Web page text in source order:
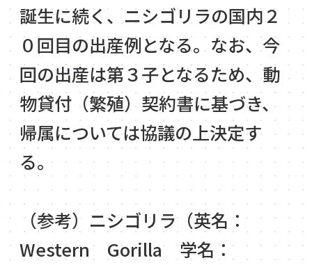
誕生に続く、ニシゴリラの国内２
０回目の出産例となる。なお、今
回の出産は第３子となるため、動
物貸付（繁殖）契約書に基づき、
帰属については協議の上決定す
る。
（参考）ニシゴリラ（英名：
Western Gorilla 学名：